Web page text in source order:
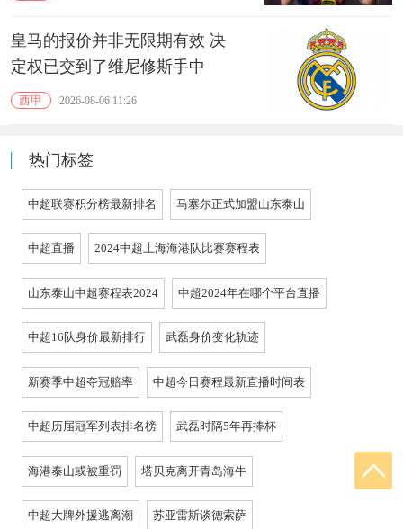
皇马的报价并非无限期有效 决
定权已交到了维尼修斯手中
西甲 2026-08-06 11:26
热门标签
中超联赛积分榜最新排名 马塞尔正式加盟山东泰山
中超直播 2024中超上海海港队比赛赛程表
山东泰山中超赛程表2024 中超2024年在哪个平台直播
中超16队身价最新排行 武磊身价变化轨迹
新赛季中超夺冠赔率 中超今日赛程最新直播时间表
中超历届冠军列表排名榜 武磊时隔5年再捧杯
海港泰山或被重罚 塔贝克离开青岛海牛
中超大牌外援逃离潮 苏亚雷斯谈德索萨